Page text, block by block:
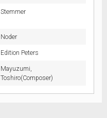
Stemmer
Noder
Edition Peters
Mayuzumi,
Toshiro(Composer)